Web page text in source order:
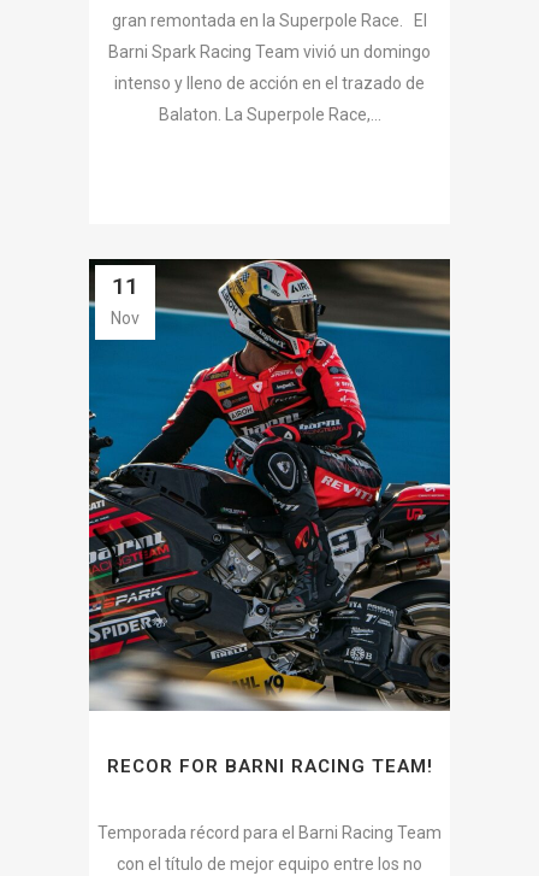
gran remontada en la Superpole Race. El
Barni Spark Racing Team vivió un domingo
intenso y lleno de acción en el trazado de
Balaton. La Superpole Race,...
11
Nov
RECOR FOR BARNI RACING TEAM!
Temporada récord para el Barni Racing Team
con el título de mejor equipo entre los no